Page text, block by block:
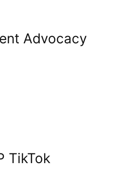
Advocacy
TikTok